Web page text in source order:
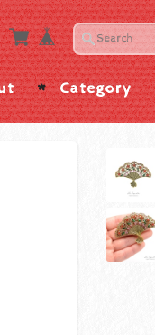
Category